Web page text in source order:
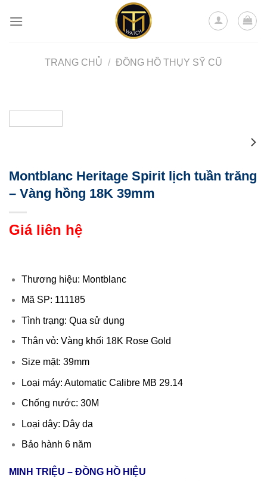
TRANG CHỦ / ĐỒNG HỒ THỤY SỸ CŨ
Montblanc Heritage Spirit lịch tuần trăng
– Vàng hồng 18K 39mm
Giá liên hệ
Thương hiệu: Montblanc
Mã SP: 111185
Tình trạng: Qua sử dụng
Thân vỏ: Vàng khối 18K Rose Gold
Size mặt: 39mm
Loại máy: Automatic Calibre MB 29.14
Chống nước: 30M
Loại dây: Dây da
Bảo hành 6 năm
MINH TRIỆU – ĐỒNG HỒ HIỆU